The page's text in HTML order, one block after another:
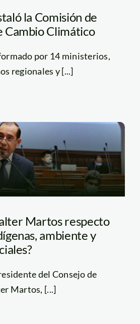
la Comisión de
Cambio Climático
por 14 ministerios,
regionales y [...]
Martos respecto
ambiente y
del Consejo de
Martos, [...]